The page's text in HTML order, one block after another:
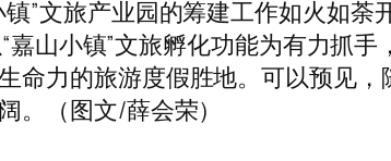
”文旅产业园的筹建工作如火如荼
嘉山小镇”文旅孵化功能为有力抓
命力的旅游度假胜地。可以预见
。（图文/薛会荣）